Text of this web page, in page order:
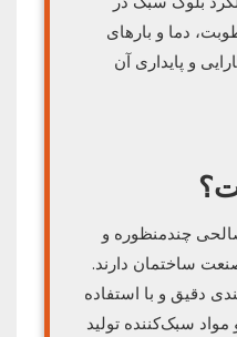
دما و بارهای
و پایداری آن
چندمنظوره و
ساختمان دارند.
دقیق و با استفاده
سبک‌کننده تولید